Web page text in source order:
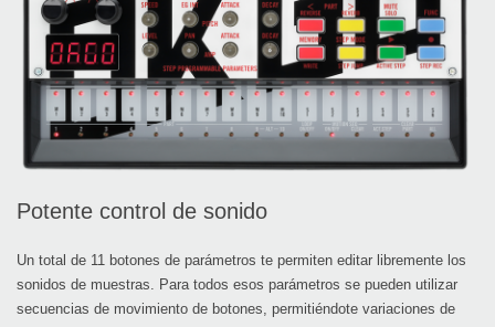
Potente control de sonido
Un total de 11 botones de parámetros te permiten editar libremente los
sonidos de muestras. Para todos esos parámetros se pueden utilizar
secuencias de movimiento de botones, permitiéndote variaciones de